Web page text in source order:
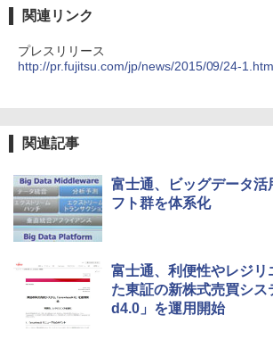
関連リンク
プレスリリース
http://pr.fujitsu.com/jp/news/2015/09/24-
関連記事
富士通、ビッグデータ活
フト群を体系化
富士通、利便性やレジリ
た東証の新株式売買シ
d4.0」を運用開始